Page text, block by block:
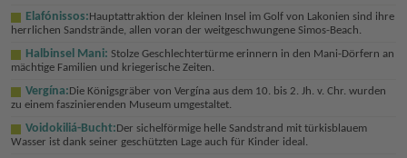
Elafónissos:Hauptattraktion der kleinen Insel im Golf von Lakonien sind ihre
herrlichen Sandstrände, allen voran der weitgeschwungene Simos-Beach.
Halbinsel Mani: Stolze Geschlechtertürme erinnern in den Mani-Dörfern an
mächtige Familien und kriegerische Zeiten.
Vergína:Die Königsgräber von Vergína aus dem 10. bis 2. Jh. v. Chr. wurden
zu einem faszinierenden Museum umgestaltet.
Voidokiliá-Bucht:Der sichelförmige helle Sandstrand mit türkisblauem
Wasser ist dank seiner geschützten Lage auch für Kinder ideal.